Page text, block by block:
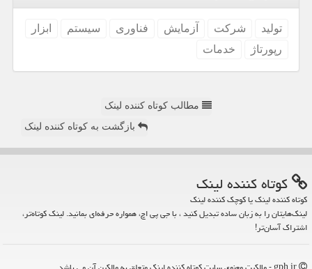
تولید شركت آزمایش فناوری سیستم
ابزار
رپورتاژ
خدمات
مطالب کوتاه کننده لینک
بازگشت به کوتاه کننده لینک
كوتاه كننده لینك
کوتاه کننده لینک یا کوچک کننده لینک
لینک‌هایتان را به زبان ساده تبدیل کنید ، با جی پی اچ، همواره حرفه‌ای بمانید. لینک کوتاه‌تر،
اشتراک آسان‌تر!